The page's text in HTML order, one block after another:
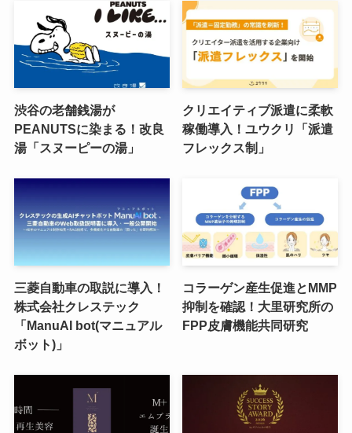
渋谷の老舗銭湯が
PEANUTSに染まる！改良
湯「スヌーピーの湯」
クリエイティブ派遣に柔軟
稼働導入！ユウクリ「派遣
フレックス制」
三菱自動車の取説に導入！
株式会社クレステック
「ManuAI bot(マニュアル
ボット)」
コラーゲン産生促進とMMP
抑制を確認！大里研究所の
FPP皮膚機能共同研究